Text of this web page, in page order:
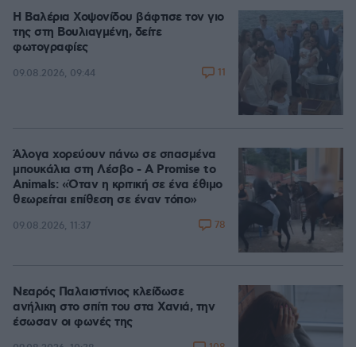
Η Βαλέρια Χοψονίδου βάφτισε τον γιο
της στη Βουλιαγμένη, δείτε
φωτογραφίες
09.08.2026, 09:44 11
Άλογα χορεύουν πάνω σε σπασμένα
μπουκάλια στη Λέσβο - A Promise to
Animals: «Όταν η κριτική σε ένα έθιμο
θεωρείται επίθεση σε έναν τόπο»
09.08.2026, 11:37 78
Νεαρός Παλαιστίνιος κλείδωσε
ανήλικη στο σπίτι του στα Χανιά, την
έσωσαν οι φωνές της